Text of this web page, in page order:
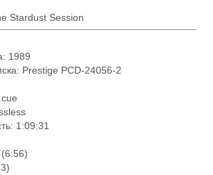
Stardust Session
1989
Prestige PCD-24056-2
1:09:31